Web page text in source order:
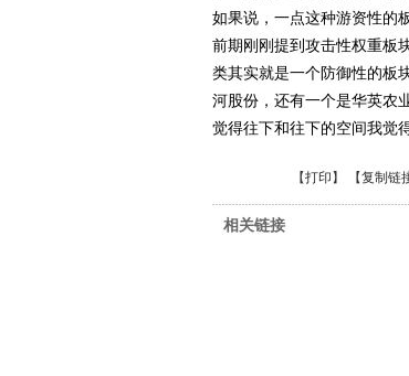
如果说，一点这种游资性的
前期刚刚提到攻击性权重板
类其实就是一个防御性的板
河股份，还有一个是华英农
觉得往下和往下的空间我觉
【打印 】 【复制链
相关链接